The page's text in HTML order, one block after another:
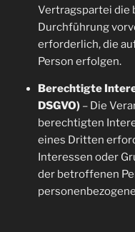
Vertragspartei die
Durchführung
erforderlich, die
Person erfolgen.
Berechtigte
DSGVO)– Die
berechtigten
eines Dritten
Interessen oder
der betroffenen